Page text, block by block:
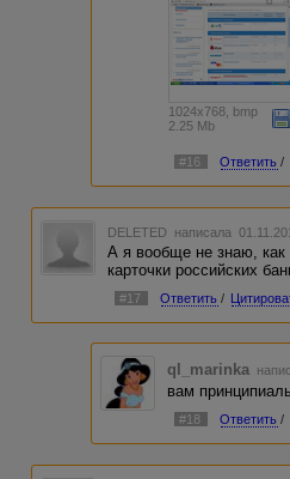
1024x768, bmp
2.25 Mb
#16 Ответить /
DELETED написала
А я вообще не знаю, как
карточки российских
#17 Ответить /
ql_marinka
вам
#18 Ответить /